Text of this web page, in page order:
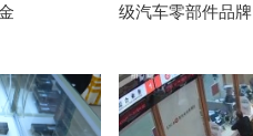
级汽车零部件品牌